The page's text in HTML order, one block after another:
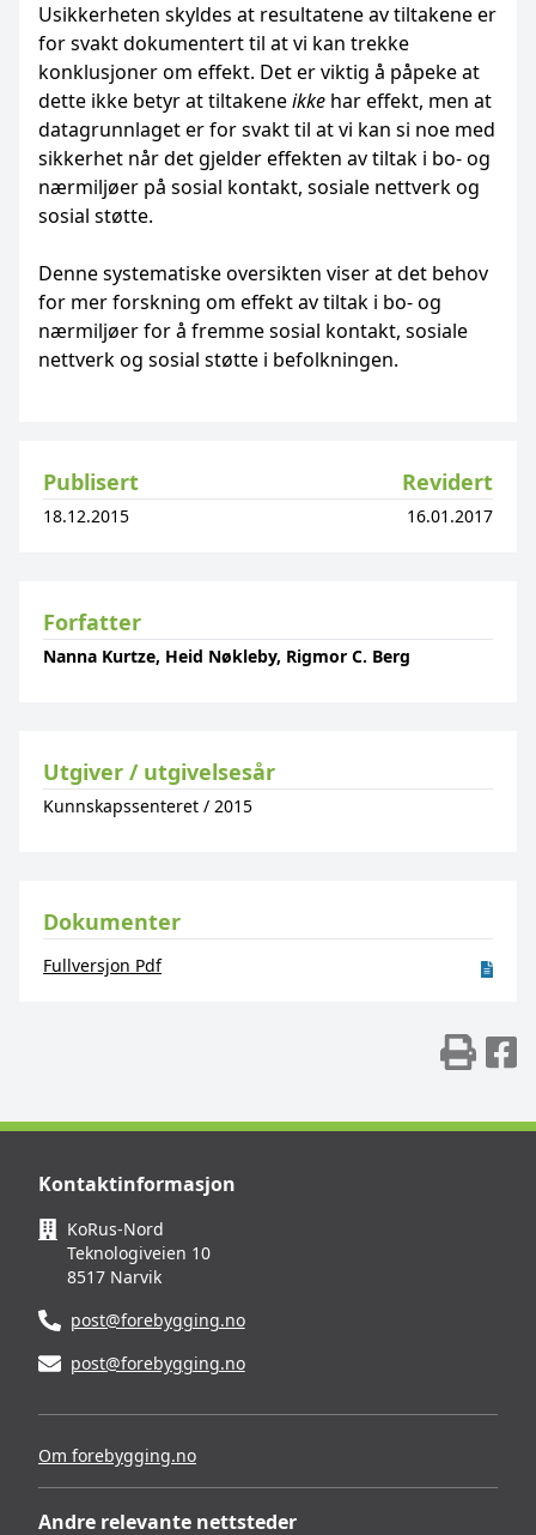
Usikkerheten skyldes at resultatene av tiltakene er
for svakt dokumentert til at vi kan trekke
konklusjoner om effekt. Det er viktig å påpeke at
dette ikke betyr at tiltakeneikke har effekt, men at
datagrunnlaget er for svakt til at vi kan si noe med
sikkerhet når det gjelder effekten av tiltak i bo- og
nærmiljøer på sosial kontakt, sosiale nettverk og
sosial støtte.
Denne systematiske oversikten viser at det behov
for mer forskning om effekt av tiltak i bo- og
nærmiljøer for å fremme sosial kontakt, sosiale
nettverk og sosial støtte i befolkningen.
Publisert Revidert
18.12.2015 16.01.2017
Forfatter
Nanna Kurtze, Heid Nøkleby, Rigmor C. Berg
Utgiver / utgivelsesår
Kunnskapssenteret / 2015
Dokumenter
Fullversjon Pdf
Kontaktinformasjon
KoRus-Nord
Teknologiveien 10
8517 Narvik
post@forebygging.no
post@forebygging.no
Om forebygging.no
Andre relevante nettsteder